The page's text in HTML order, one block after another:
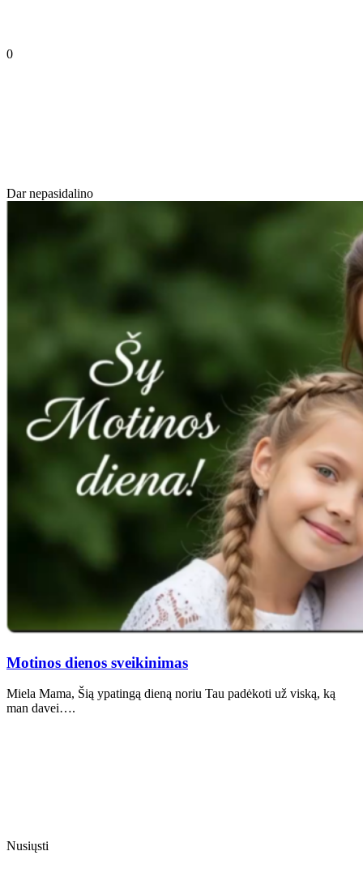
0
Dar nepasidalino
Motinos dienos sveikinimas
Miela Mama, Šią ypatingą dieną noriu Tau padėkoti už viską, ką
man davei….
Nusiųsti